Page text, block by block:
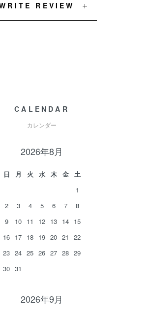
REVIEW
CALENDAR
カレンダー
2026年8月
日 月 火 水 木 金
土
1
2
3 4 5 6 7
8
9
10 11 12 13 14 15
16 17 18 19 20 21
22
23 24 25 26 27 28 29
30 31
2026年9月